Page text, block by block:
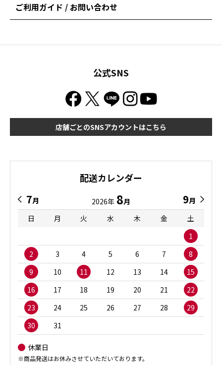
ご利用ガイド / お問い合わせ
公式SNS
店舗ごとのSNSアカウントはこちら
配送カレンダー
7月 2026年 8月 9月
日
月 火 水 木 金
土
1
2
3 4 5 6 7
8
9
10 11 12 13 14
15
16
17 18 19 20 21
22
23
24 25 26 27 28
29
30
31
休業日
※商品発送はお休みさせていただいております。